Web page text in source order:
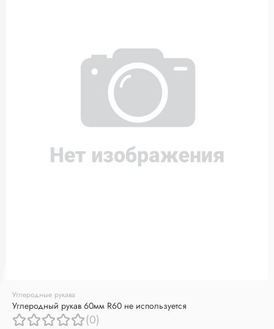
Углеродные рукава
Углеродный рукав 60мм R60 не используется
(0)